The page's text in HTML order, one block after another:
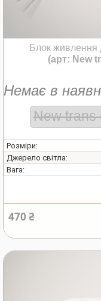
Блок живлення
(арт: New
Немає в
New trans
Розміри:
Джерело світла:
Вага:
470 ₴